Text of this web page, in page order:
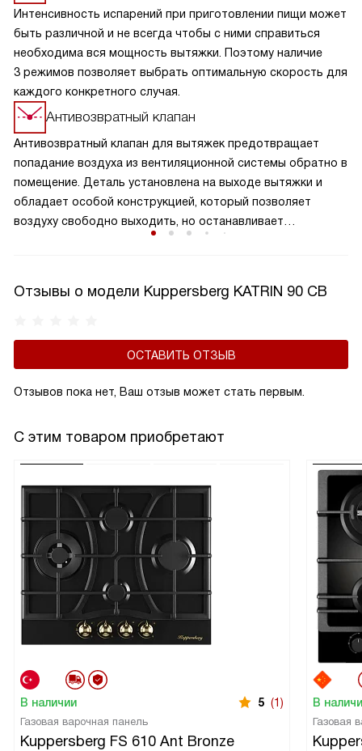
Интенсивность испарений при приготовлении пищи может
быть различной и не всегда чтобы с ними справиться
необходима вся мощность вытяжки. Поэтому наличие
3 режимов позволяет выбрать оптимальную скорость для
каждого конкретного случая.
Антивозвратный клапан
Антивозвратный клапан для вытяжек предотвращает
попадание воздуха из вентиляционной системы обратно в
помещение. Деталь установлена на выходе вытяжки и
обладает особой конструкцией, который позволяет
воздуху свободно выходить, но останавливает
поддерживает чистоту воздуха на вашей кухне. Это
сохранению здорового микроклимата в комнате,
продляет срок службы устройства, а также не дает
Отзывы о модели Kuppersberg KATRIN 90 CB
ОСТАВИТЬ ОТЗЫВ
Отзывов пока нет, Ваш отзыв может стать первым.
С этим товаром приобретают
В наличии 5 (1)
Газовая варочная панель
Kuppersberg FS 610 Ant Bronze
В
Газовая